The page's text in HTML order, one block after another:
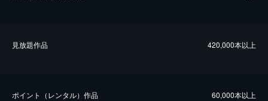
⾒放題作品 420,000本以上
ポイント（レンタル）作品 60,000本以上